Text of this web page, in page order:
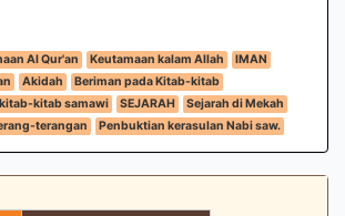
Al Qur'an Keutamaan kalam Allah
IMAN
Akidah
Beriman pada Kitab-kitab
kitab samawi
SEJARAH
Sejarah di Mekah
terangan
Penbuktian kerasulan Nabi saw.